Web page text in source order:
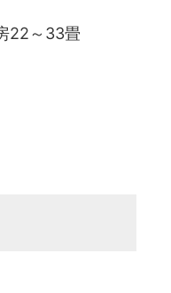
22～33畳